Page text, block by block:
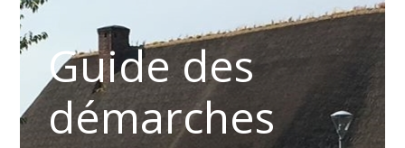
Guide des
démarches